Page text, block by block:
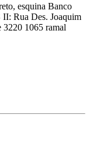
esquina Banco
Rua Des. Joaquim
3220 1065 ramal